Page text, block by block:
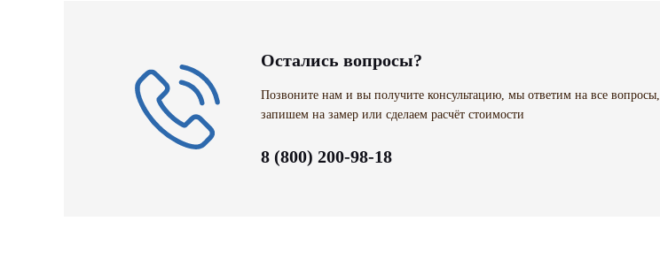
Остались вопросы?
Позвоните нам и вы получите консультацию, мы ответим на все вопросы,
запишем на замер или сделаем расчёт стоимости
8 (800) 200-98-18